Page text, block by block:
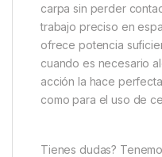
carpa sin perder
trabajo preciso en
ofrece potencia
cuando es necesario
acción la hace
como para el uso de
Tienes dudas?